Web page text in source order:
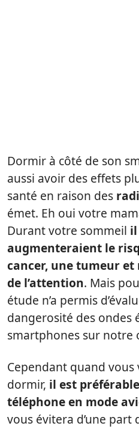
Dormir à côté de son
aussi avoir des effets
santé en raison des
émet. Eh oui votre
Durant votre sommeil
augmenteraient le
cancer, une tumeur et
de l’attention. Mais
étude n’a permis
dangerosité des ondes
smartphones sur notre
Cependant quand
dormir, il est
téléphone en mode
vous évitera d’une part